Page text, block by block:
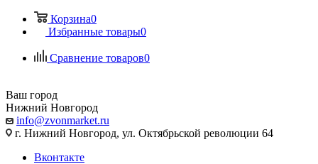
Корзина0
Избранные товары0
Сравнение товаров0
Ваш город
Нижний Новгород
info@zvonmarket.ru
г. Нижний Новгород, ул. Октябрьской революции 64
Вконтакте